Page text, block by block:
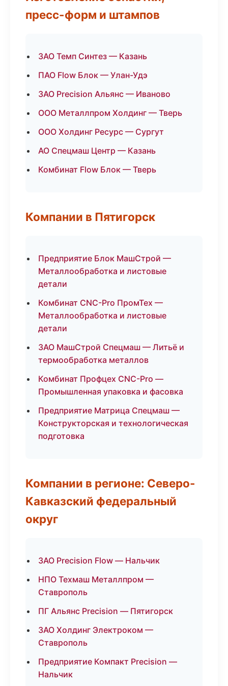
пресс-форм и штампов
ЗАО Темп Синтез — Казань
ПАО Flow Блок — Улан-Удэ
ЗАО Precision Альянс — Иваново
ООО Металлпром Холдинг — Тверь
ООО Холдинг Ресурс — Сургут
АО Спецмаш Центр — Казань
Комбинат Flow Блок — Тверь
Компании в Пятигорск
Предприятие Блок МашСтрой —
Металлообработка и листовые
детали
Комбинат CNC-Pro ПромТех —
Металлообработка и листовые
детали
ЗАО МашСтрой Спецмаш — Литьё и
термообработка металлов
Комбинат Профцех CNC-Pro —
Промышленная упаковка и фасовка
Предприятие Матрица Спецмаш —
Конструкторская и технологическая
подготовка
Компании в регионе: Северо-
Кавказский федеральный
округ
ЗАО Precision Flow — Нальчик
НПО Техмаш Металлпром —
Ставрополь
ПГ Альянс Precision — Пятигорск
ЗАО Холдинг Электроком —
Ставрополь
Предприятие Компакт Precision —
Нальчик